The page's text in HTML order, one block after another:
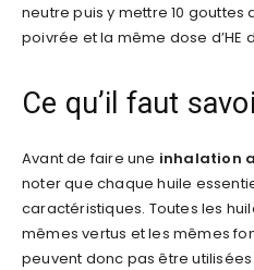
neutre puis y mettre 10 gouttes
poivrée et la même dose d’HE
Ce qu’il faut
Avant de faire une inhalation
noter que chaque huile
caractéristiques. Toutes les
mêmes vertus et les mêmes
peuvent donc pas être